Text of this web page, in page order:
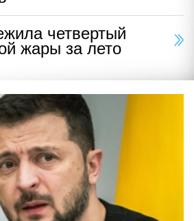
четвертый
жары за лето